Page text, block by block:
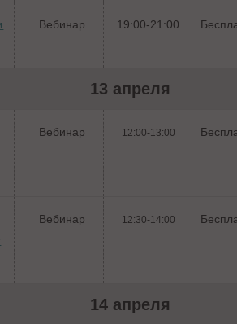
Вебинар 19:00-21:00
13 апреля
Вебинар 12:00-13:00
Вебинар 12:30-14:00
14 апреля